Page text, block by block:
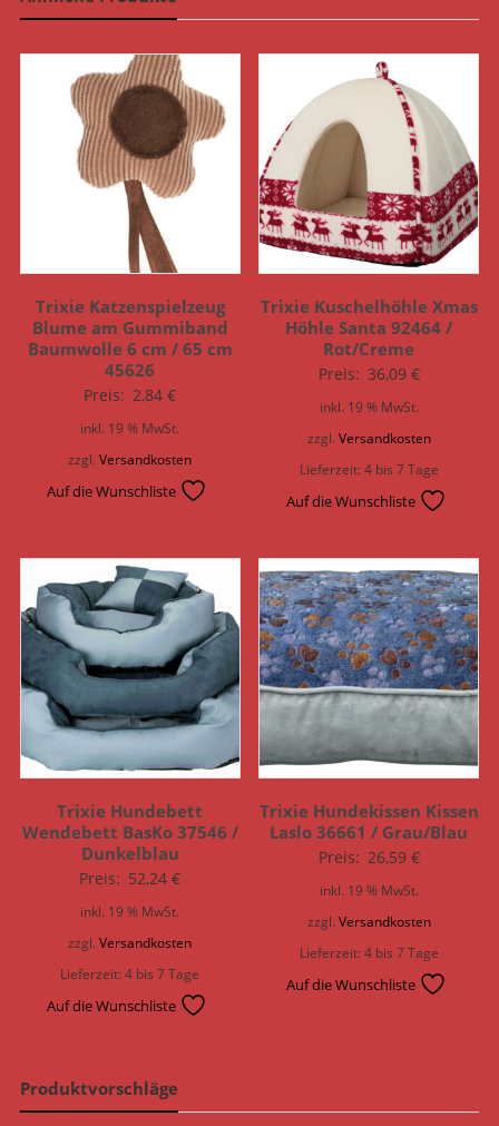
Trixie Katzenspielzeug
Blume am Gummiband
Baumwolle 6 cm / 65 cm
45626
Preis: 2,84€
inkl. 19 % MwSt.
zzgl.Versandkosten
Auf die Wunschliste
Trixie Kuschelhöhle Xmas
Höhle Santa 92464 /
Rot/Creme
Preis: 36,09 €
inkl. 19 % MwSt.
zzgl. Versandkosten
Lieferzeit:4 bis 7 Tage
Auf die Wunschliste
Trixie Hundebett
Wendebett BasKo 37546 /
Dunkelblau
Preis: 52,24€
inkl. 19 % MwSt.
zzgl.Versandkosten
Lieferzeit:4 bis 7 Tage
Auf die Wunschliste
Trixie Hundekissen Kissen
Laslo 36661 / Grau/Blau
Preis: 26,59 €
inkl. 19 % MwSt.
zzgl. Versandkosten
Lieferzeit:4 bis 7 Tage
Auf die Wunschliste
Produktvorschläge